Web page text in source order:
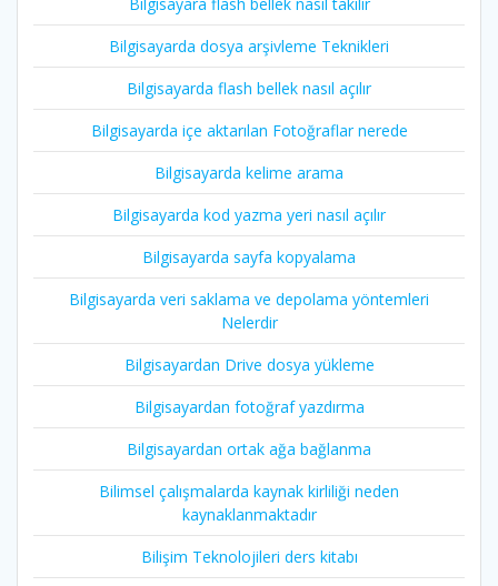
Bilgisayarda dosya arşivleme Teknikleri
Bilgisayarda flash bellek nasıl açılır
Bilgisayarda içe aktarılan Fotoğraflar nerede
Bilgisayarda kelime arama
Bilgisayarda kod yazma yeri nasıl açılır
Bilgisayarda sayfa kopyalama
Bilgisayarda veri saklama ve depolama yöntemleri
Nelerdir
Bilgisayardan Drive dosya yükleme
Bilgisayardan fotoğraf yazdırma
Bilgisayardan ortak ağa bağlanma
Bilimsel çalışmalarda kaynak kirliliği neden
kaynaklanmaktadır
Bilişim Teknolojileri ders kitabı